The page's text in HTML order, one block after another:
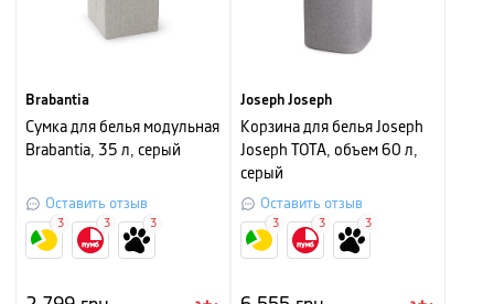
Brabantia
Сумка для белья модульная
Brabantia, 35 л, серый
Оставить отзыв
3 3 3
Joseph Joseph
Корзина для белья Joseph
Joseph TOTA, объем 60 л,
серый
Оставить отзыв
3 3 3